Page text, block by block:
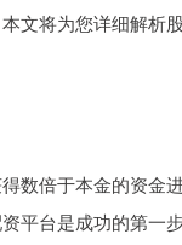
文将为您详细解析
数倍于本金的资金
平台是成功的第一步